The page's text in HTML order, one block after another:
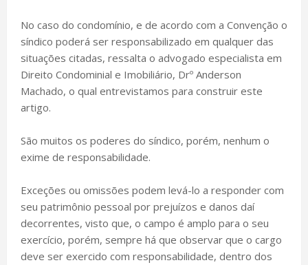
No caso do condomínio, e de acordo com a Convenção o
síndico poderá ser responsabilizado em qualquer das
situações citadas, ressalta o advogado especialista em
Direito Condominial e Imobiliário, Drº Anderson
Machado, o qual entrevistamos para construir este
artigo.
São muitos os poderes do síndico, porém, nenhum o
exime de responsabilidade.
Exceções ou omissões podem levá-lo a responder com
seu patrimônio pessoal por prejuízos e danos daí
decorrentes, visto que, o campo é amplo para o seu
exercício, porém, sempre há que observar que o cargo
deve ser exercido com responsabilidade, dentro dos